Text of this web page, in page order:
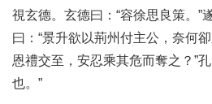
視玄德。玄德曰：“容徐思良策。”
曰：“景升欲以荊州付主公，奈何
恩禮交至，安忍乘其危而奪之？”
也。”